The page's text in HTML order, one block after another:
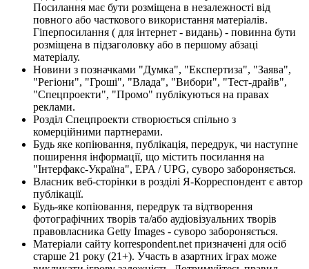
Посилання має бути розміщена в незалежності від
повного або часткового використання матеріалів.
Гіперпосилання ( для інтернет - видань) - повинна бути
розміщена в підзаголовку або в першому абзаці
матеріалу.
Новини з позначками "Думка", "Експертиза", "Заява",
"Регіони", "Гроші", "Влада", "Вибори", "Тест-драйв",
"Спецпроекти", "Промо" публікуються на правах
реклами.
Розділ Спецпроекти створюється спільно з
комерційними партнерами.
Будь яке копіювання, публікація, передрук, чи наступне
поширення інформації, що містить посилання на
"Інтерфакс-Україна", EPA / UPG, суворо забороняється.
Власник веб-сторінки в розділі Я-Корреспондент є автор
публікації.
Будь-яке копіювання, передрук та відтворення
фотографічних творів та/або аудіовізуальних творів
правовласника Getty Images - суворо забороняється.
Матеріали сайту korrespondent.net призначені для осіб
старше 21 року (21+). Участь в азартних іграх може